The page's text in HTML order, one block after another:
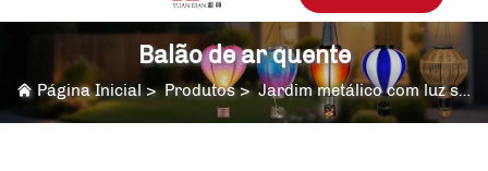
Balão de ar quente
Página Inicial>Produtos>Jardim metálico com luz solar